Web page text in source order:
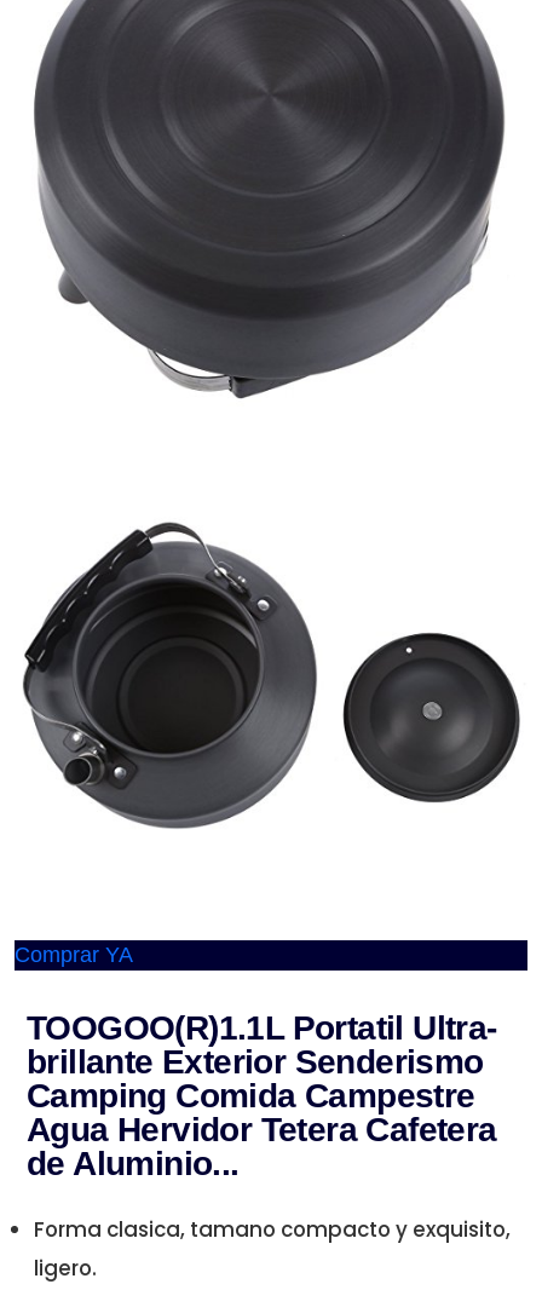
Comprar YA
TOOGOO(R)1.1L Portatil Ultra-
brillante Exterior Senderismo
Camping Comida Campestre
Agua Hervidor Tetera Cafetera
de Aluminio...
Forma clasica, tamano compacto y exquisito,
ligero.